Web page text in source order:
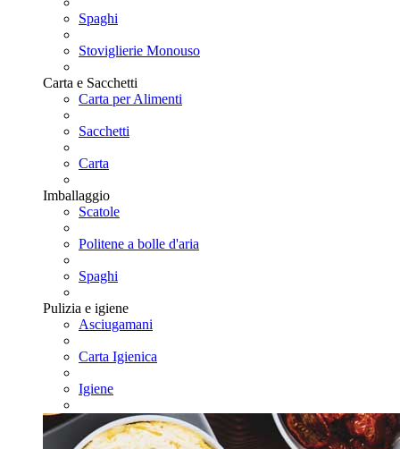
Spaghi
Stoviglierie Monouso
Carta e Sacchetti
Carta per Alimenti
Sacchetti
Carta
Imballaggio
Scatole
Politene a bolle d'aria
Spaghi
Pulizia e igiene
Asciugamani
Carta Igienica
Igiene